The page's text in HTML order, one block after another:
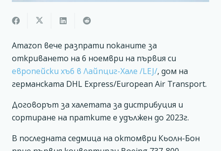
Amazon вече разпрати поканите за
откриването на 6 ноември на първия си
европейски хъб в Лайпциг-Хале /LEJ/, дом на
германската DHL Express/European Air Transport.
Договорът за халетата за дистрибуция и
сортиране на пратките е удължен до 2023г.
В последната седмица на октомври Кьолн-Бон